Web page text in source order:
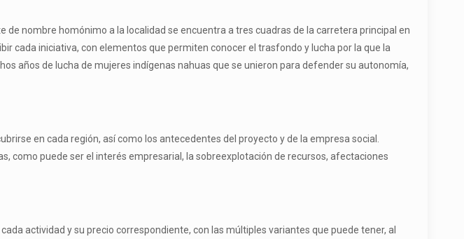
nombre homónimo a la localidad se encuentra a tres cuadras de la carretera principal en
cada iniciativa, con elementos que permiten conocer el trasfondo y lucha por la que la
años de lucha de mujeres indígenas nahuas que se unieron para defender su autonomía,
en cada región, así como los antecedentes del proyecto y de la empresa social.
como puede ser el interés empresarial, la sobreexplotación de recursos, afectaciones
actividad y su precio correspondiente, con las múltiples variantes que puede tener, al